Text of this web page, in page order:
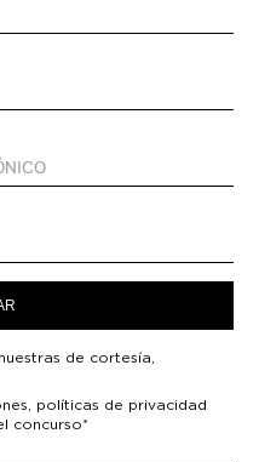
de cortesía,
políticas de privacidad
concurso*